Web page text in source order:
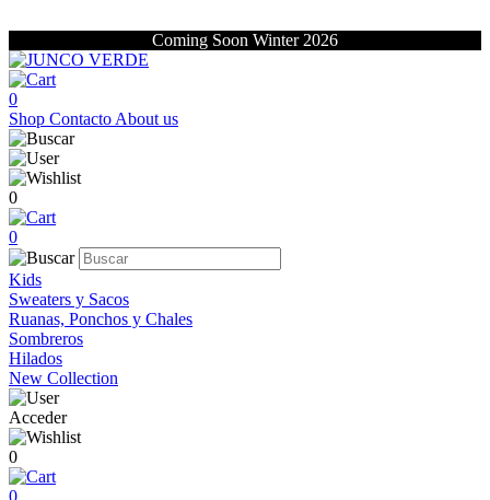
Coming Soon Winter 2026
0
Shop Contacto About us
0
0
Kids
Sweaters y Sacos
Ruanas, Ponchos y Chales
Sombreros
Hilados
New Collection
Acceder
0
0